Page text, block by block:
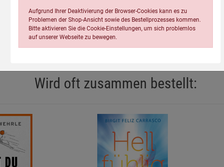
Wird oft zusammen bestellt:
Aufgrund Ihrer Deaktivierung der Browser-Cookies kann es zu
Problemen der Shop-Ansicht sowie des Bestellprozesses kommen.
Bitte aktivieren Sie die Cookie-Einstellungen, um sich problemlos
auf unserer Webseite zu bewegen.
Einstellungen speichern für die GruppeEinstellungen speichern für die Gruppe
Zurück Einstellungen speichern für die
Einwilligung nicht erteilen
Notwendige Cookies (5)